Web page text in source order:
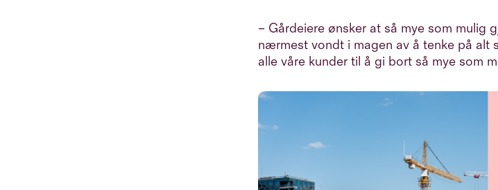
– Gårdeiere ønsker at så mye som mulig
nærmest vondt i magen av å tenke på alt
alle våre kunder til å gi bort så mye som